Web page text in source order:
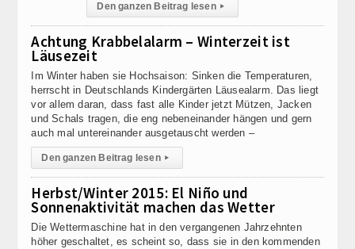
Den ganzen Beitrag lesen ▸
Achtung Krabbelalarm – Winterzeit ist
Läusezeit
Im Winter haben sie Hochsaison: Sinken die Temperaturen,
herrscht in Deutschlands Kindergärten Läusealarm. Das liegt
vor allem daran, dass fast alle Kinder jetzt Mützen, Jacken
und Schals tragen, die eng nebeneinander hängen und gern
auch mal untereinander ausgetauscht werden –
Den ganzen Beitrag lesen ▸
Herbst/Winter 2015: El Niño und
Sonnenaktivität machen das Wetter
Die Wettermaschine hat in den vergangenen Jahrzehnten
höher geschaltet, es scheint so, dass sie in den kommenden